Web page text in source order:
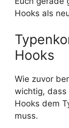
Hooks als
Hooks
Wie zuvor
wichtig, dass
Hooks dem
muss.